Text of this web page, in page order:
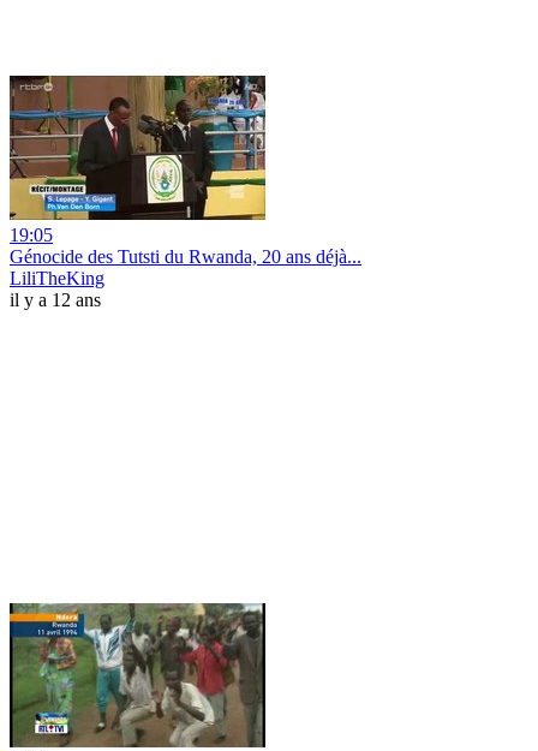
19:05
Génocide des Tutsti du Rwanda, 20 ans déjà...
LiliTheKing
il y a 12 ans